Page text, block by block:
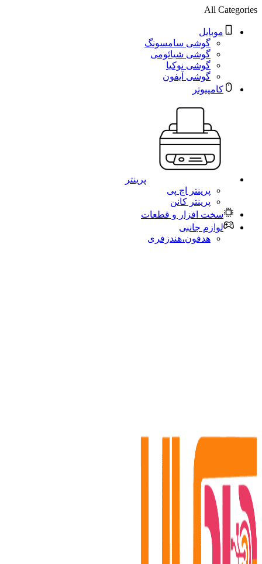
All Categories
موبایل
گوشی سامسونگ
گوشی شیائومی
گوشی نوکیا
گوشی آیفون
کامپیوتر
پرینتر
پرینتر اچ پی
پرینتر کانن
سخت افزار و قطعات
لوازم جانبی
هدفون،هندزفری